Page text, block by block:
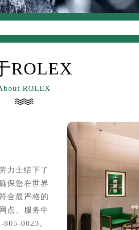
ROLEX
ROLEX
力士结下了
保您在世界
合最严格的
点、服务中
0023。